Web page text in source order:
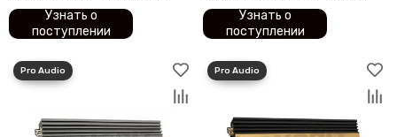
Узнать о
поступлении
Узнать о
поступлении